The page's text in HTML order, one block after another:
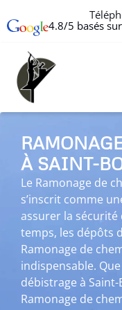
4.8/5 basés
À SAINT-
Le Ramonage de
s’inscrit comme
assurer la sécurité
temps, les dépôts
Ramonage de
indispensable.
débistrage à
Ramonage de